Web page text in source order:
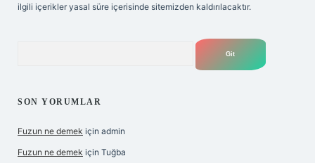
ilgili içerikler yasal süre içerisinde sitemizden kaldırılacaktır.
SON YORUMLAR
Fuzun ne demek için admin
Fuzun ne demek için Tuğba